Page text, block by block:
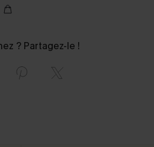
? Partagez-le !